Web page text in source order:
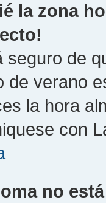
la zona
seguro de
de verano
la hora
con
no